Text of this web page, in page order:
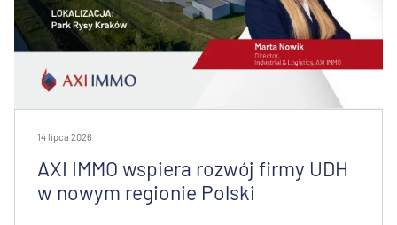
14 lipca 2026
AXI IMMO wspiera rozwój firmy UDH
w nowym regionie Polski